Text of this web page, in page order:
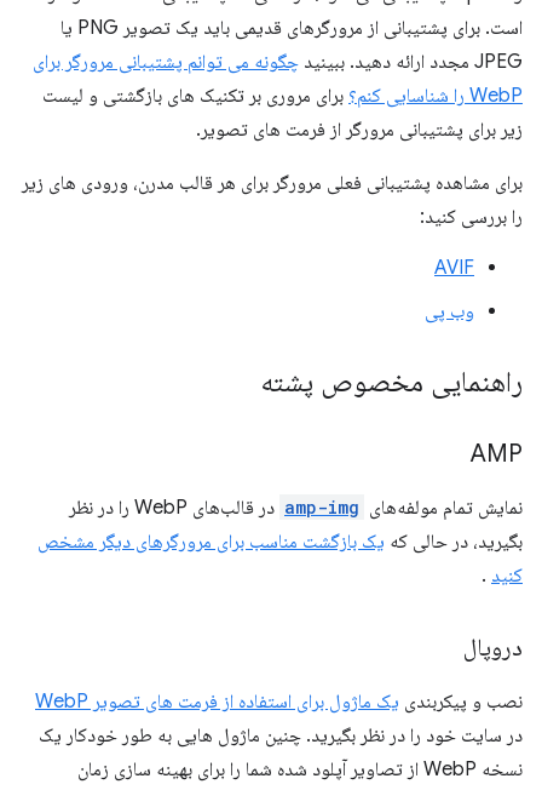
است. برای پشتیبانی از مرورگرهای قدیمی باید یک تصویر PNG یا
JPEG مجدد ارائه دهید. ببینید
چگونه می توانم پشتیبانی مرورگر برای
WebP را شناسایی کنم؟
برای مروری بر تکنیک های بازگشتی و لیست
زیر برای پشتیبانی مرورگر از فرمت های تصویر.
برای مشاهده پشتیبانی فعلی مرورگر برای هر قالب مدرن، ورودی های زیر
را بررسی کنید:
AVIF
وب پی
راهنمایی مخصوص پشته
AMP
نمایش تمام مولفه‌های amp-img
در قالب‌های WebP را در نظر
بگیرید، در حالی که یک بازگشت مناسب برای مرورگرهای دیگر مشخص
کنید .
دروپال
نصب و پیکربندی یک ماژول برای استفاده از فرمت های تصویر WebP
در سایت خود را در نظر بگیرید. چنین ماژول هایی به طور خودکار یک
نسخه WebP از تصاویر آپلود شده شما را برای بهینه سازی زمان